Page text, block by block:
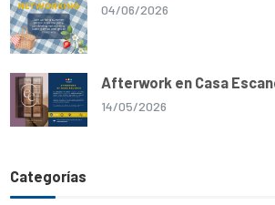
04/06/2026
Afterwork en Casa
14/05/2026
Categorías